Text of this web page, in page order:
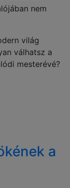
nem
világ
válhatsz a
mesterévé?
a